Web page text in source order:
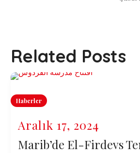
Related Posts
Haberler
Aralık 17, 2024
Marib’de El-Firdevs